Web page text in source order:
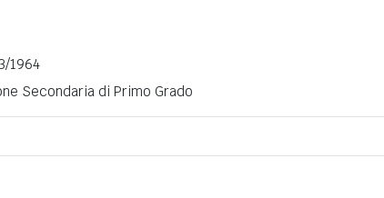
1964
Secondaria di Primo Grado